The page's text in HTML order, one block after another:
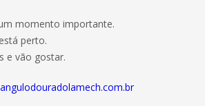
momento importante.
perto.
e vão gostar.